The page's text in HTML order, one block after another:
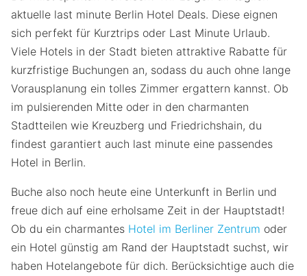
aktuelle last minute Berlin Hotel Deals. Diese eignen
sich perfekt für Kurztrips oder Last Minute Urlaub.
Viele Hotels in der Stadt bieten attraktive Rabatte für
kurzfristige Buchungen an, sodass du auch ohne lange
Vorausplanung ein tolles Zimmer ergattern kannst. Ob
im pulsierenden Mitte oder in den charmanten
Stadtteilen wie Kreuzberg und Friedrichshain, du
findest garantiert auch last minute eine passendes
Hotel in Berlin.
Buche also noch heute eine Unterkunft in Berlin und
freue dich auf eine erholsame Zeit in der Hauptstadt!
Ob du ein charmantes Hotel im Berliner Zentrum oder
ein Hotel günstig am Rand der Hauptstadt suchst, wir
haben Hotelangebote für dich. Berücksichtige auch die